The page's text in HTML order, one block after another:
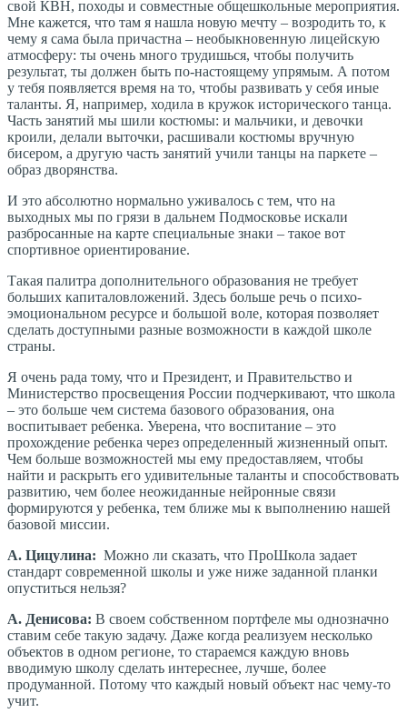
свой КВН, походы и совместные общешкольные мероприятия.
Мне кажется, что там я нашла новую мечту – возродить то, к
чему я сама была причастна – необыкновенную лицейскую
атмосферу: ты очень много трудишься, чтобы получить
результат, ты должен быть по-настоящему упрямым. А потом
у тебя появляется время на то, чтобы развивать у себя иные
таланты. Я, например, ходила в кружок исторического танца.
Часть занятий мы шили костюмы: и мальчики, и девочки
кроили, делали выточки, расшивали костюмы вручную
бисером, а другую часть занятий учили танцы на паркете –
образ дворянства.
И это абсолютно нормально уживалось с тем, что на
выходных мы по грязи в дальнем Подмосковье искали
разбросанные на карте специальные знаки – такое вот
спортивное ориентирование.
Такая палитра дополнительного образования не требует
больших капиталовложений. Здесь больше речь о психо-
эмоциональном ресурсе и большой воле, которая позволяет
сделать доступными разные возможности в каждой школе
страны.
Я очень рада тому, что и Президент, и Правительство и
Министерство просвещения России подчеркивают, что школа
– это больше чем система базового образования, она
воспитывает ребенка. Уверена, что воспитание – это
прохождение ребенка через определенный жизненный опыт.
Чем больше возможностей мы ему предоставляем, чтобы
найти и раскрыть его удивительные таланты и способствовать
развитию, чем более неожиданные нейронные связи
формируются у ребенка, тем ближе мы к выполнению нашей
базовой миссии.
А. Цицулина: Можно ли сказать, что ПроШкола задает
стандарт современной школы и уже ниже заданной планки
опуститься нельзя?
А. Денисова: В своем собственном портфеле мы однозначно
ставим себе такую задачу. Даже когда реализуем несколько
объектов в одном регионе, то стараемся каждую вновь
вводимую школу сделать интереснее, лучше, более
продуманной. Потому что каждый новый объект нас чему-то
учит.